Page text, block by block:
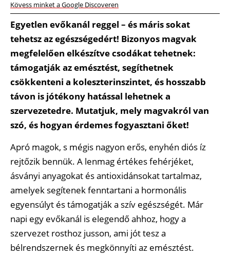
Kövess minket a Google Discoveren
Egyetlen evőkanál reggel – és máris sokat
tehetsz az egészségedért! Bizonyos magvak
megfelelően elkészítve csodákat tehetnek:
támogatják az emésztést, segíthetnek
csökkenteni a koleszterinszintet, és hosszabb
távon is jótékony hatással lehetnek a
szervezetedre. Mutatjuk, mely magvakról van
szó, és hogyan érdemes fogyasztani őket!
Apró magok, s mégis nagyon erős, enyhén diós íz
rejtőzik bennük. A lenmag értékes fehérjéket,
ásványi anyagokat és antioxidánsokat tartalmaz,
amelyek segítenek fenntartani a hormonális
egyensúlyt és támogatják a szív egészségét. Már
napi egy evőkanál is elegendő ahhoz, hogy a
szervezet rosthoz jusson, ami jót tesz a
bélrendszernek és megkönnyíti az emésztést.